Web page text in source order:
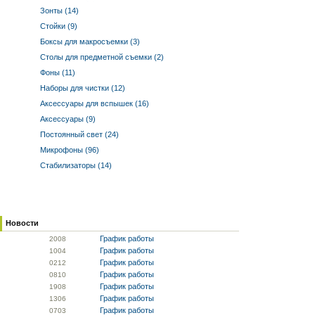
Зонты (14)
Стойки (9)
Боксы для макросъемки (3)
Столы для предметной съемки (2)
Фоны (11)
Наборы для чистки (12)
Аксессуары для вспышек (16)
Аксессуары (9)
Постоянный свет (24)
Микрофоны (96)
Стабилизаторы (14)
Новости
2008 График работы
1004 График работы
0212 График работы
0810 График работы
1908 График работы
1306 График работы
0703 График работы